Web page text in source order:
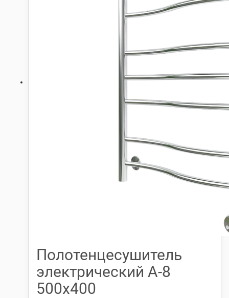
Полотенцесушитель
электрический А-8
500х400